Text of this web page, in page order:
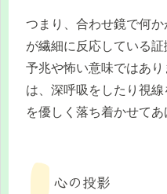
つまり、合わせ鏡で何
が繊細に反応している
予兆や怖い意味ではあ
は、深呼吸をしたり視
を優しく落ち着かせてあ
心の投影